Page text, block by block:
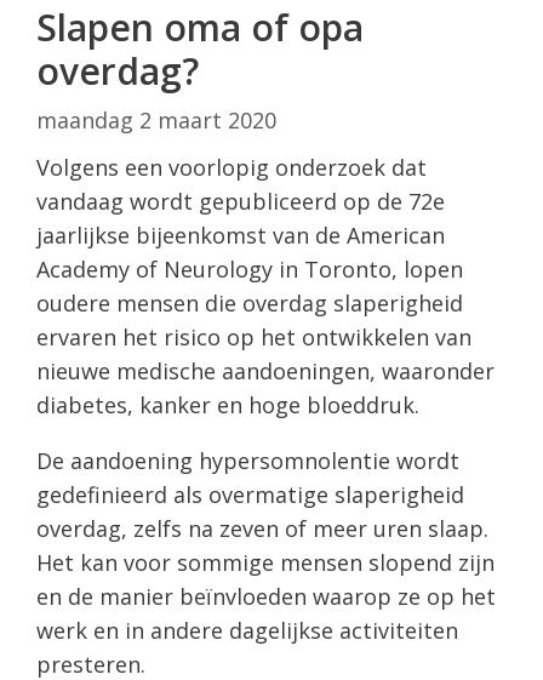
Slapen oma of opa
overdag?
maandag 2 maart 2020
Volgens een voorlopig onderzoek dat
vandaag wordt gepubliceerd op de 72e
jaarlijkse bijeenkomst van de American
Academy of Neurology in Toronto, lopen
oudere mensen die overdag slaperigheid
ervaren het risico op het ontwikkelen van
nieuwe medische aandoeningen, waaronder
diabetes, kanker en hoge bloeddruk.
De aandoening hypersomnolentie wordt
gedefinieerd als overmatige slaperigheid
overdag, zelfs na zeven of meer uren slaap.
Het kan voor sommige mensen slopend zijn
en de manier beïnvloeden waarop ze op het
werk en in andere dagelijkse activiteiten
presteren.